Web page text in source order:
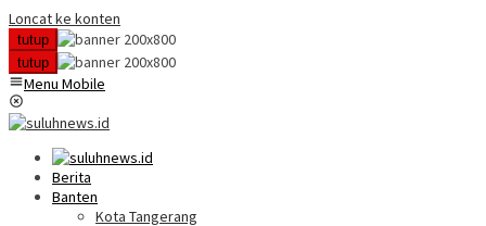
Loncat ke konten
tutup
tutup
Menu Mobile
Berita
Banten
Kota Tangerang